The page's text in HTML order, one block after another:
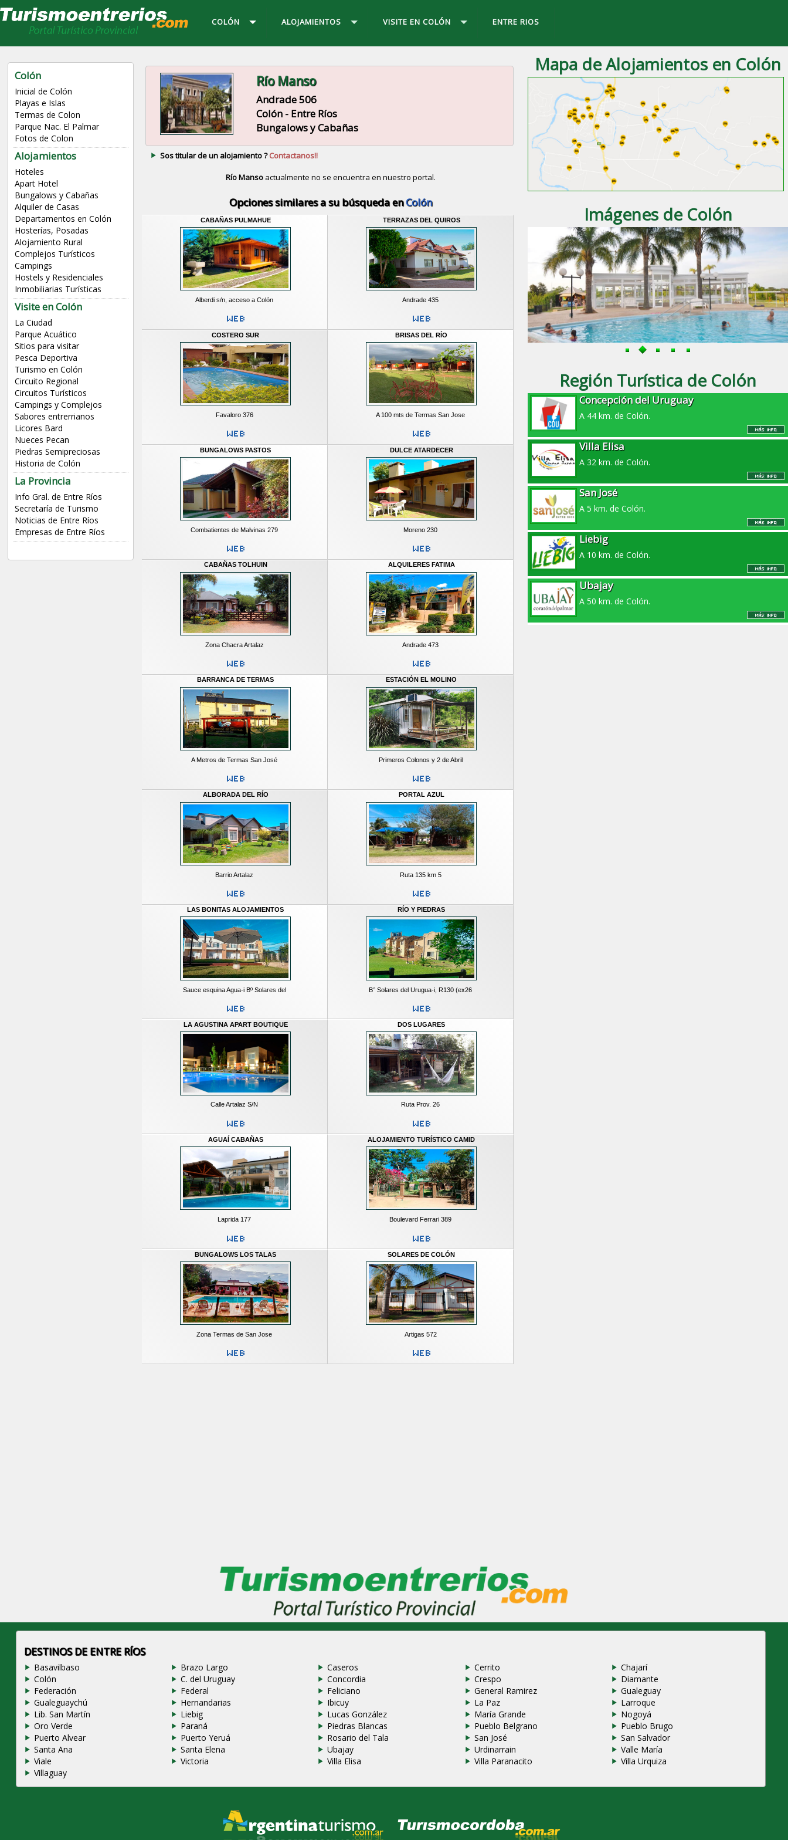
COLÓN ALOJAMIENTOS VISITE EN COLÓN ENTRE RIOS
Colón
Inicial de Colón
Playas e Islas
Termas de Colon
Parque Nac. El Palmar
Fotos de Colon
Alojamientos
Hoteles
Apart Hotel
Bungalows y Cabañas
Alquiler de Casas
Departamentos en Colón
Hosterías, Posadas
Alojamiento Rural
Complejos Turísticos
Campings
Hostels y Residenciales
Inmobiliarias Turísticas
Visite en Colón
La Ciudad
Parque Acuático
Sitios para visitar
Pesca Deportiva
Turismo en Colón
Circuito Regional
Circuitos Turísticos
Campings y Complejos
Sabores entrerrianos
Licores Bard
Nueces Pecan
Piedras Semipreciosas
Historia de Colón
La Provincia
Info Gral. de Entre Ríos
Secretaría de Turismo
Noticias de Entre Ríos
Empresas de Entre Ríos
Río Manso
Andrade 506
Colón - Entre Ríos
Bungalows y Cabañas
Sos titular de un alojamiento ?Contactanos!!
Río Manso actualmente no se encuentra en nuestro portal.
en la ciudad deColón , Entre Ríos.
Opciones similares a su búsqueda enColón
CABAÑAS PULMAHUE
Alberdi s/n, acceso a Colón
TERRAZAS DEL QUIROS
Andrade 435
COSTERO SUR
Favaloro 376
BRISAS DEL RÍO
A 100 mts de Termas San Jose
BUNGALOWS PASTOS
Combatientes de Malvinas 279
DULCE ATARDECER
Moreno 230
CABAÑAS TOLHUIN
Zona Chacra Artalaz
ALQUILERES FATIMA
Andrade 473
BARRANCA DE TERMAS
A Metros de Termas San José
ESTACIÓN EL MOLINO
Primeros Colonos y 2 de Abril
ALBORADA DEL RÍO
Barrio Artalaz
PORTAL AZUL
Ruta 135 km 5
LAS BONITAS ALOJAMIENTOS
Sauce esquina Agua-i Bº Solares del
RÍO Y PIEDRAS
B° Solares del Urugua-i, R130 (ex26
LA AGUSTINA APART BOUTIQUE
Calle Artalaz S/N
DOS LUGARES
Ruta Prov. 26
AGUAÍ CABAÑAS
Laprida 177
ALOJAMIENTO TURÍSTICO CAMID
Boulevard Ferrari 389
BUNGALOWS LOS TALAS
Zona Termas de San Jose
SOLARES DE COLÓN
Artigas 572
Mapa de Alojamientos en Colón
Imágenes de Colón
Región Turística de Colón
Concepción del Uruguay
A 44 km. de Colón.
Villa Elisa
A 32 km. de Colón.
San José
A 5 km. de Colón.
Liebig
A 10 km. de Colón.
Ubajay
A 50 km. de Colón.
DESTINOS DE ENTRE RÍOS
Basavilbaso Brazo Largo Caseros Cerrito
Chajarí
Colón
C. del Uruguay Concordia Crespo
Diamante
Federación
Federal Feliciano General Ramirez
Gualeguay
Gualeguaychú
Hernandarias Ibicuy La Paz
Larroque
Lib. San Martín
Liebig Lucas González María Grande
Nogoyá
Oro Verde
Paraná Piedras Blancas Pueblo Belgrano
Pueblo Brugo
Puerto Alvear
Puerto Yeruá Rosario del Tala San José
San Salvador
Santa Ana
Santa Elena Ubajay Urdinarrain
Valle María
Viale
Victoria Villa Elisa Villa Paranacito
Villa Urquiza
Villaguay